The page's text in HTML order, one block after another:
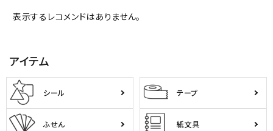
表示するレコメンドはありません。
アイテム
シール テープ
ふせん 紙文具